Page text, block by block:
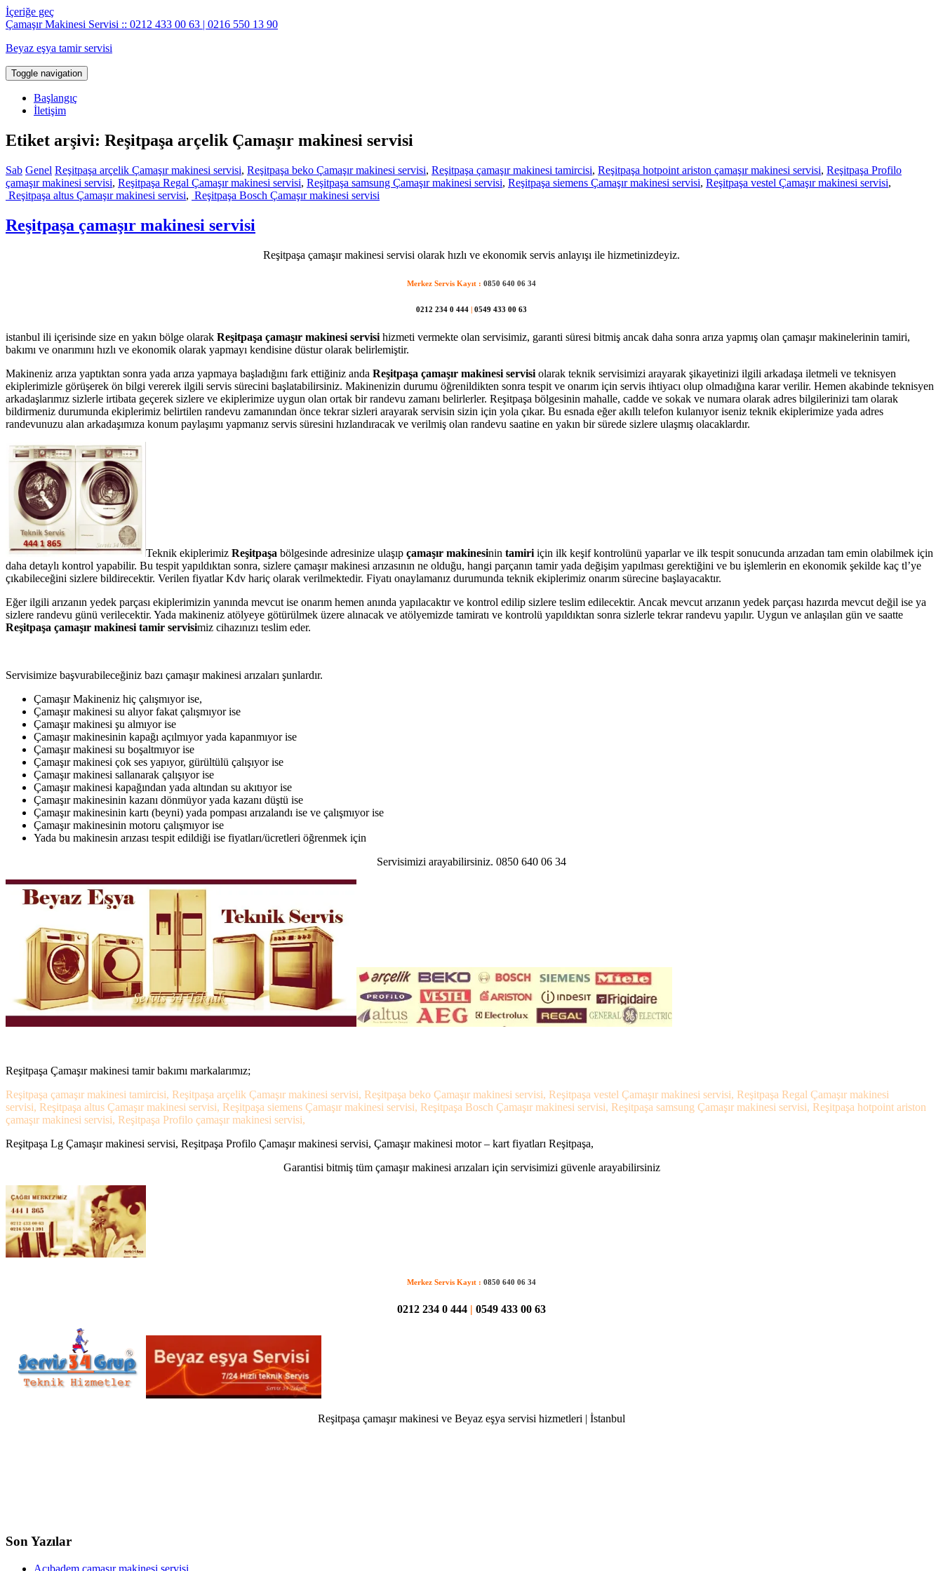
İçeriğe geç
Çamaşır Makinesi Servisi :: 0212 433 00 63 | 0216 550 13 90
Beyaz eşya tamir servisi
Toggle navigation
Başlangıç
İletişim
Etiket arşivi: Reşitpaşa arçelik Çamaşır makinesi servisi
Sab Genel Reşitpaşa arçelik Çamaşır makinesi servisi, Reşitpaşa beko Çamaşır makinesi servisi, Reşitpaşa çamaşır makinesi tamircisi, Reşitpaşa hotpoint ariston çamaşır makinesi servisi, Reşitpaşa Profilo
çamaşır makinesi servisi, Reşitpaşa Regal Çamaşır makinesi servisi, Reşitpaşa samsung Çamaşır makinesi servisi, Reşitpaşa siemens Çamaşır makinesi servisi, Reşitpaşa vestel Çamaşır makinesi servisi,
Reşitpaşa altus Çamaşır makinesi servisi, Reşitpaşa Bosch Çamaşır makinesi servisi
Reşitpaşa çamaşır makinesi servisi
Reşitpaşa çamaşır makinesi servisi olarak hızlı ve ekonomik servis anlayışı ile hizmetinizdeyiz.
Merkez Servis Kayıt : 0850 640 06 34
0212 234 0 444 | 0549 433 00 63
istanbul ili içerisinde size en yakın bölge olarak Reşitpaşa çamaşır makinesi servisi hizmeti vermekte olan servisimiz, garanti süresi bitmiş ancak daha sonra arıza yapmış olan çamaşır makinelerinin tamiri,
bakımı ve onarımını hızlı ve ekonomik olarak yapmayı kendisine düstur olarak belirlemiştir.
Makineniz arıza yaptıktan sonra yada arıza yapmaya başladığını fark ettiğiniz anda Reşitpaşa çamaşır makinesi servisi olarak teknik servisimizi arayarak şikayetinizi ilgili arkadaşa iletmeli ve teknisyen
ekiplerimizle görüşerek ön bilgi vererek ilgili servis sürecini başlatabilirsiniz. Makinenizin durumu öğrenildikten sonra tespit ve onarım için servis ihtiyacı olup olmadığına karar verilir. Hemen akabinde teknisyen
arkadaşlarımız sizlerle irtibata geçerek sizlere ve ekiplerimize uygun olan ortak bir randevu zamanı belirlerler. Reşitpaşa bölgesinin mahalle, cadde ve sokak ve numara olarak adres bilgilerinizi tam olarak
bildirmeniz durumunda ekiplerimiz belirtilen randevu zamanından önce tekrar sizleri arayarak servisin sizin için yola çıkar. Bu esnada eğer akıllı telefon kulanıyor iseniz teknik ekiplerimize yada adres
randevunuzu alan arkadaşımıza konum paylaşımı yapmanız servis süresini hızlandıracak ve verilmiş olan randevu saatine en yakın bir sürede sizlere ulaşmış olacaklardır.
Teknik ekiplerimiz Reşitpaşa bölgesinde adresinize ulaşıp çamaşır makinesinin tamiri için ilk keşif kontrolünü yaparlar ve ilk tespit sonucunda arızadan tam emin olabilmek için
daha detaylı kontrol yapabilir. Bu tespit yapıldıktan sonra, sizlere çamaşır makinesi arızasının ne olduğu, hangi parçanın tamir yada değişim yapılması gerektiğini ve bu işlemlerin en ekonomik şekilde kaç tl’ye
çıkabileceğini sizlere bildirecektir. Verilen fiyatlar Kdv hariç olarak verilmektedir. Fiyatı onaylamanız durumunda teknik ekiplerimiz onarım sürecine başlayacaktır.
Eğer ilgili arızanın yedek parçası ekiplerimizin yanında mevcut ise onarım hemen anında yapılacaktır ve kontrol edilip sizlere teslim edilecektir. Ancak mevcut arızanın yedek parçası hazırda mevcut değil ise ya
sizlere randevu günü verilecektir. Yada makineniz atölyeye götürülmek üzere alınacak ve atölyemizde tamiratı ve kontrolü yapıldıktan sonra sizlerle tekrar randevu yapılır. Uygun ve anlaşılan gün ve saatte
Reşitpaşa çamaşır makinesi tamir servisimiz cihazınızı teslim eder.
Servisimize başvurabileceğiniz bazı çamaşır makinesi arızaları şunlardır.
Çamaşır Makineniz hiç çalışmıyor ise,
Çamaşır makinesi su alıyor fakat çalışmıyor ise
Çamaşır makinesi şu almıyor ise
Çamaşır makinesinin kapağı açılmıyor yada kapanmıyor ise
Çamaşır makinesi su boşaltmıyor ise
Çamaşır makinesi çok ses yapıyor, gürültülü çalışıyor ise
Çamaşır makinesi sallanarak çalışıyor ise
Çamaşır makinesi kapağından yada altından su akıtıyor ise
Çamaşır makinesinin kazanı dönmüyor yada kazanı düştü ise
Çamaşır makinesinin kartı (beyni) yada pompası arızalandı ise ve çalışmıyor ise
Çamaşır makinesinin motoru çalışmıyor ise
Yada bu makinesin arızası tespit edildiği ise fiyatları/ücretleri öğrenmek için
Servisimizi arayabilirsiniz. 0850 640 06 34
Reşitpaşa Çamaşır makinesi tamir bakımı markalarımız;
Reşitpaşa çamaşır makinesi tamircisi, Reşitpaşa arçelik Çamaşır makinesi servisi, Reşitpaşa beko Çamaşır makinesi servisi, Reşitpaşa vestel Çamaşır makinesi servisi, Reşitpaşa Regal Çamaşır makinesi
servisi, Reşitpaşa altus Çamaşır makinesi servisi, Reşitpaşa siemens Çamaşır makinesi servisi, Reşitpaşa Bosch Çamaşır makinesi servisi, Reşitpaşa samsung Çamaşır makinesi servisi, Reşitpaşa hotpoint ariston
çamaşır makinesi servisi, Reşitpaşa Profilo çamaşır makinesi servisi,
Reşitpaşa Lg Çamaşır makinesi servisi, Reşitpaşa Profilo Çamaşır makinesi servisi, Çamaşır makinesi motor – kart fiyatları Reşitpaşa,
Garantisi bitmiş tüm çamaşır makinesi arızaları için servisimizi güvenle arayabilirsiniz
Merkez Servis Kayıt : 0850 640 06 34
0212 234 0 444 0549 433 00 63
Reşitpaşa çamaşır makinesi ve Beyaz eşya servisi hizmetleri | İstanbul
Son Yazılar
Acıbadem çamaşır makinesi servisi